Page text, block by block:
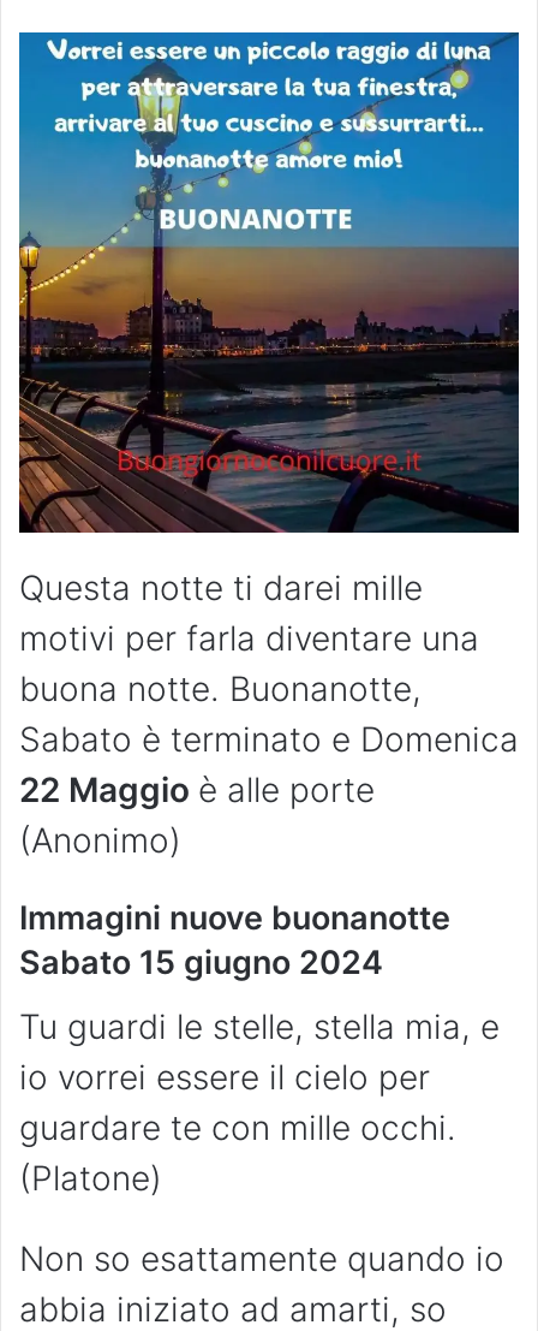
Questa notte ti darei mille
motivi per farla diventare una
buona notte. Buonanotte,
Sabato è terminato e Domenica
22 Maggio è alle porte
(Anonimo)
Immagini nuove buonanotte
Sabato 15 giugno 2024
Tu guardi le stelle, stella mia, e
io vorrei essere il cielo per
guardare te con mille occhi.
(Platone)
Non so esattamente quando io
abbia iniziato ad amarti, so